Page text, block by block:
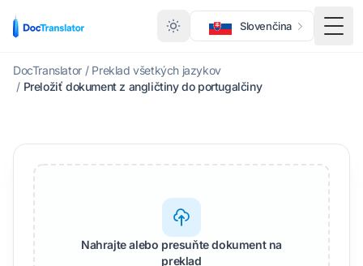
Slovenčina
DocTranslator / Preklad všetkých jazykov
/ Preložiť dokument z angličtiny do portugalčiny
Nahrajte alebo presuňte dokument na
preklad